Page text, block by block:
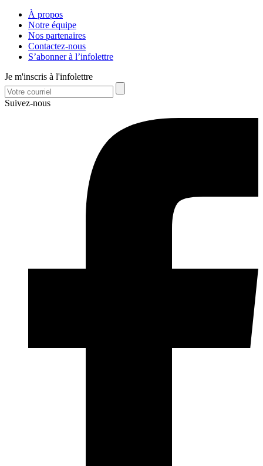
À propos
Notre équipe
Nos partenaires
Contactez-nous
S’abonner à l’infolettre
Je m'inscris à l'infolettre
Suivez-nous